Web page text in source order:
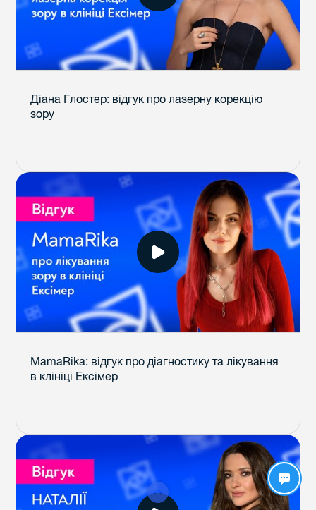
Діана Глостер: відгук про лазерну корекцію
зору
MamaRika: відгук про діагностику та лікування
в клініці Ексімер